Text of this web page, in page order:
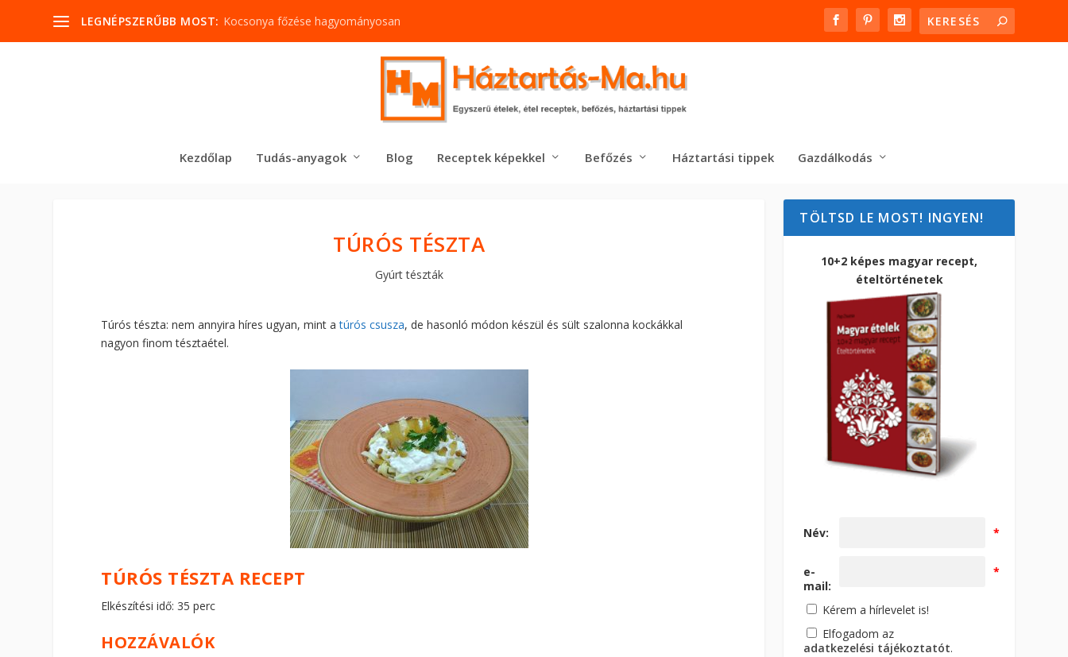
LEGNÉPSZERŰBB MOST: Kocsonya főzése hagyományosan
Kezdőlap Tudás-anyagok Blog Receptek képekkel Befőzés Háztartási tippek Gazdálkodás
TÚRÓS TÉSZTA
Gyúrt tészták
Túrós tészta: nem annyira híres ugyan, mint atúrós csusza, de hasonló módon készül és sült szalonna kockákkal
nagyon finom tésztaétel.
TÚRÓS TÉSZTA RECEPT
Elkészítési idő: 35 perc
HOZZÁVALÓK
TÖLTSD LE MOST! INGYEN!
10+2 képes magyar recept,
ételtörténetek
Név: *
e-
mail:
*
Kérem a hírlevelet is!
Elfogadom az
adatkezelési tájékoztatót.